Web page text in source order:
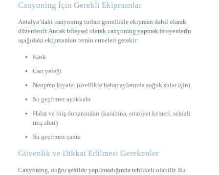
Canyoning İçin Gerekli Ekipmanlar
Antalya’daki canyoning turları genellikle ekipman dahil olarak
düzenlenir. Ancak bireysel olarak canyoning yapmak isteyenlerin
aşağıdaki ekipmanları temin etmeleri gerekir:
Kask
Can yeleği
Neopren kıyafet (özellikle bahar aylarında soğuk sular için)
Su geçirmez ayakkabı
Halat ve iniş donanımları (karabina, emniyet kemeri, sekizli
iniş aleti)
Su geçirmez çanta
Güvenlik ve Dikkat Edilmesi Gerekenler
Canyoning, doğru şekilde yapılmadığında tehlikeli olabilir. Bu